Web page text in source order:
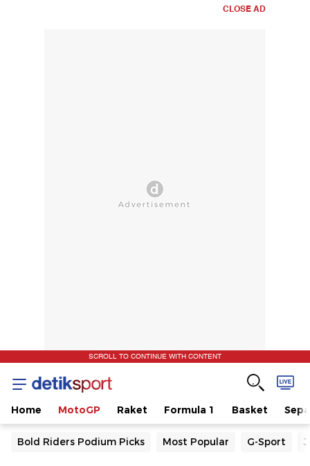
CLOSE AD
SCROLL TO CONTINUE WITH CONTENT
Home MotoGP Raket Formula 1 Basket
Bold Riders Podium Picks Most Popular G-Sport